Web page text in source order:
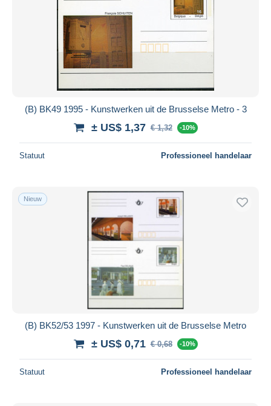
(B) BK49 1995 - Kunstwerken uit de Brusselse Metro - 3
± US$ 1,37 € 1,32 -10%
Statuut Professioneel handelaar
Nieuw
(B) BK52/53 1997 - Kunstwerken uit de Brusselse Metro
± US$ 0,71 € 0,68 -10%
Statuut Professioneel handelaar